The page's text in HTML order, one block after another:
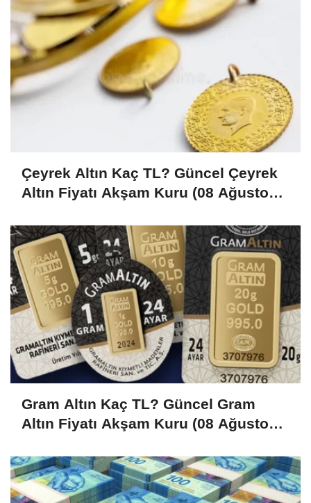
Çeyrek Altın Kaç TL? Güncel Çeyrek
Altın Fiyatı Akşam Kuru (08 Ağustos
Gram Altın Kaç TL? Güncel Gram
Altın Fiyatı Akşam Kuru (08 Ağustos